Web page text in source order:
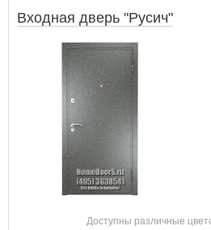
Входная дверь "Русич"
Доступны различные